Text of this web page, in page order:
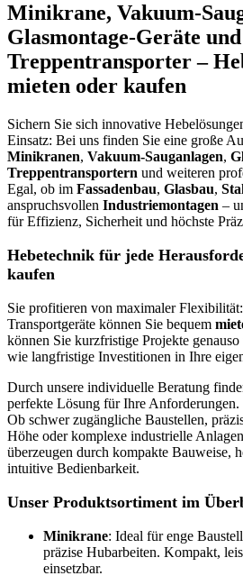
Minikrane, Vakuum-
Glasmontage-Geräte und
Treppentransporter –
mieten oder kaufen
Sichern Sie sich innovative
Einsatz: Bei uns finden Sie eine große
Minikranen, Vakuum-Sauganlagen,
Treppentransportern und weiteren
Egal, ob im Fassadenbau, Glasbau,
anspruchsvollen Industriemontagen –
für Effizienz, Sicherheit und höchste
Hebetechnik für jede
kaufen
Sie profitieren von maximaler
Transportgeräte können Sie bequem
können Sie kurzfristige Projekte
wie langfristige Investitionen in Ihre
Durch unsere individuelle Beratung
perfekte Lösung für Ihre Anforderungen.
Ob schwer zugängliche Baustellen,
Höhe oder komplexe industrielle
überzeugen durch kompakte Bauweise,
intuitive Bedienbarkeit.
Unser Produktsortiment im
Minikrane: Ideal für enge
präzise Hubarbeiten. Kompakt,
einsetzbar.